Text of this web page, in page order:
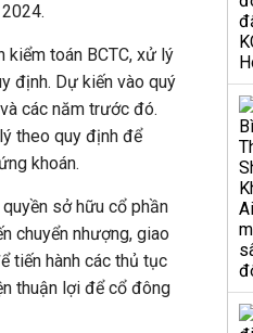
kiểm toán BCTC, xử lý
định. Dự kiến vào quý
các năm trước đó.
theo quy định để
khoán.
sở hữu cổ phần
chuyển nhượng, giao
tiến hành các thủ tục
thuận lợi để cổ đông